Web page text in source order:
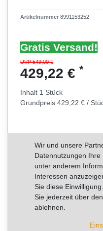
Artikelnummer 8991153252
Gratis Versand!
UVP 549,00 €
429,22 € *
Inhalt 1 Stück
Grundpreis 429,22 € /
Artikel mit rel. kurzer
Kurzfristig verfügbar,
Wir und unsere
Datennutzungen Ihre
unter anderem
Interessen
Sie diese
Sie jederzeit über
ablehnen.